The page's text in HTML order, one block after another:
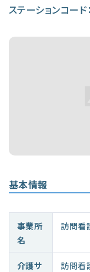
ステーションコー
基本情報
事業所
名
訪問看
介護サ
訪問看